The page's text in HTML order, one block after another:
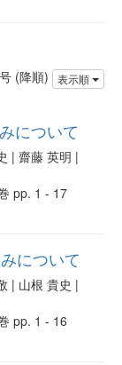
(降順) 表示順
について
| 齋藤 英明 |
pp. 1 - 17
について
| 山根 貴史 |
pp. 1 - 16